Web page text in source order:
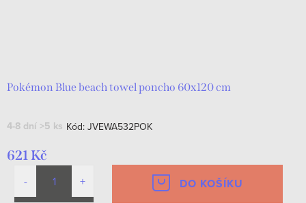
Pokémon Blue beach towel poncho 60x120 cm
4-8 dní >5 ks Kód: JVEWA532POK
621 Kč
DO KOŠÍKU